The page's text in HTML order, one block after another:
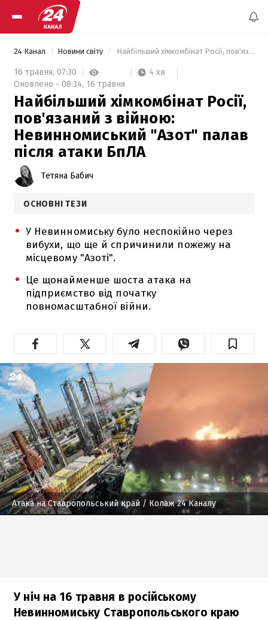
24 Канал Новини світу Найбільший хімкомбінат Росії, пов'язаний з війною: Невинномиський "Азот" палав після атаки БпЛА
16 травня, 07:30
4 хв
Оновлено - 08:34, 16 травня
Найбільший хімкомбінат Росії,
пов'язаний з війною:
Невинномиський "Азот" палав
після атаки БпЛА
Тетяна Бабич
ОСНОВНІ ТЕЗИ
У Невинномиську було неспокійно через
вибухи, що ще й спричинили пожежу на
місцевому "Азоті".
Це щонайменше шоста атака на
підприємство від початку
повномасштабної війни.
Атака на Ставропольський край / Колаж 24 Каналу
У ніч на 16 травня в російському
Невинномиську Ставропольського краю